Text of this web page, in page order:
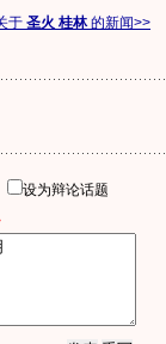
于 圣火 桂林的新闻>>
设为辩论话题